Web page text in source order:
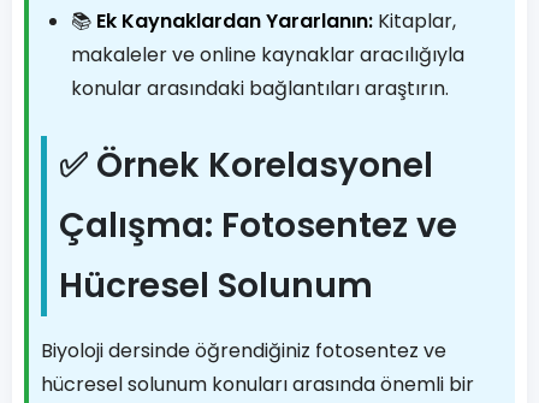
📚 Ek Kaynaklardan Yararlanın: Kitaplar,
makaleler ve online kaynaklar aracılığıyla
konular arasındaki bağlantıları araştırın.
✅ Örnek Korelasyonel
Çalışma: Fotosentez ve
Hücresel Solunum
Biyoloji dersinde öğrendiğiniz fotosentez ve
hücresel solunum konuları arasında önemli bir